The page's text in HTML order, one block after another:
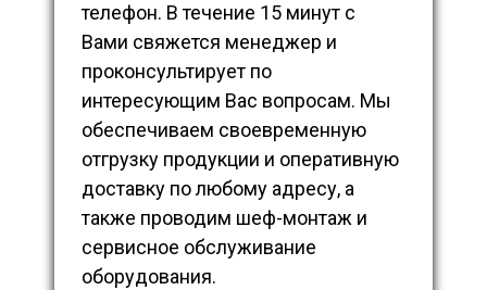
телефон. В течение 15 минут с
Вами свяжется менеджер и
проконсультирует по
интересующим Вас вопросам. Мы
обеспечиваем своевременную
отгрузку продукции и оперативную
доставку по любому адресу, а
также проводим шеф-монтаж и
сервисное обслуживание
оборудования.